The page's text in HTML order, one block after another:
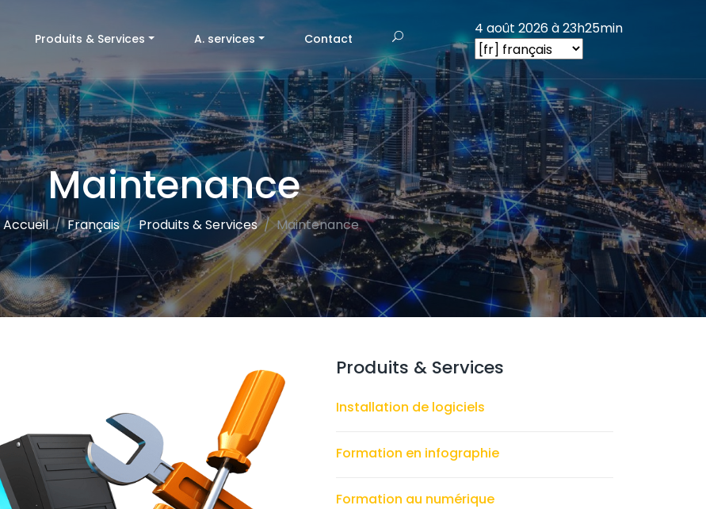
(current)Produits & Services A. services Contact
4 août 2026 à 23h25min
Maintenance
Accueil Français Produits & Services Maintenance
Produits & Services
Installation de logiciels
Formation en infographie
Formation au numérique